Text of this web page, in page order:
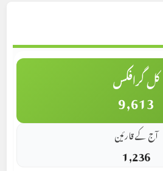
کل گرافکس
9,613
آج کے قارئین
1,236